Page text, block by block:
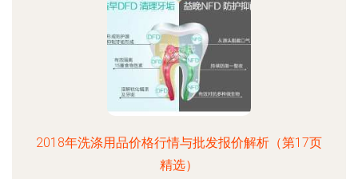
2018年洗涤用品价格行情与批发报价解析（第17页
精选）